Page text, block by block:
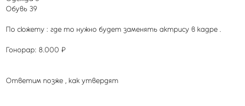
Обувь 39
По сюжету : где то нужно будет заменять актрису в кадре .
Гонорар: 8.000 ₽
Ответим позже , как утвердят